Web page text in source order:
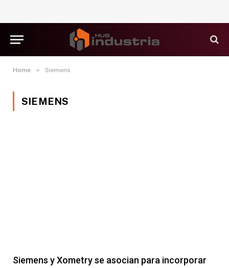
Home » Siemens
SIEMENS
Siemens y Xometry se asocian para incorporar